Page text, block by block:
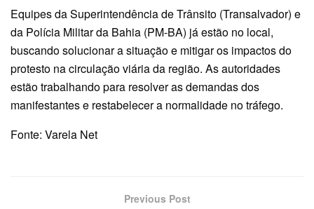
Equipes da Superintendência de Trânsito (Transalvador) e
da Polícia Militar da Bahia (PM-BA) já estão no local,
buscando solucionar a situação e mitigar os impactos do
protesto na circulação viária da região. As autoridades
estão trabalhando para resolver as demandas dos
manifestantes e restabelecer a normalidade no tráfego.
Fonte: Varela Net
Previous Post